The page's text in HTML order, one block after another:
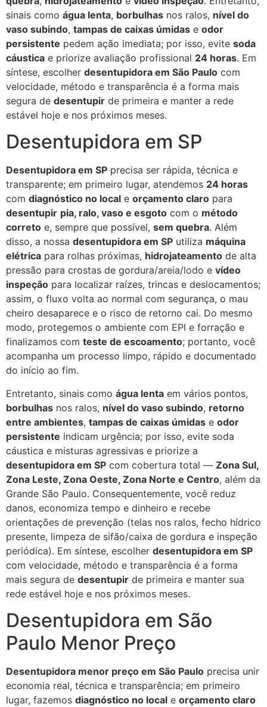
sinais como água lenta, borbulhas nos ralos, nível do
vaso subindo, tampas de caixas úmidas e odor
persistente pedem ação imediata; por isso, evite soda
cáustica e priorize avaliação profissional 24 horas. Em
síntese, escolher desentupidora em São Paulo com
velocidade, método e transparência é a forma mais
segura de desentupir de primeira e manter a rede
estável hoje e nos próximos meses.
Desentupidora em SP
Desentupidora em SP precisa ser rápida, técnica e
transparente; em primeiro lugar, atendemos 24 horas
com diagnóstico no local e orçamento claro para
desentupir pia, ralo, vaso e esgoto com o método
correto e, sempre que possível, sem quebra. Além
disso, a nossa desentupidora em SP utiliza máquina
elétrica para rolhas próximas, hidrojateamento de alta
pressão para crostas de gordura/areia/lodo e vídeo
inspeção para localizar raízes, trincas e deslocamentos;
assim, o fluxo volta ao normal com segurança, o mau
cheiro desaparece e o risco de retorno cai. Do mesmo
modo, protegemos o ambiente com EPI e forração e
finalizamos com teste de escoamento; portanto, você
acompanha um processo limpo, rápido e documentado
do início ao fim.
Entretanto, sinais como água lenta em vários pontos,
borbulhas nos ralos, nível do vaso subindo, retorno
entre ambientes, tampas de caixas úmidas e odor
persistente indicam urgência; por isso, evite soda
cáustica e misturas agressivas e priorize a
desentupidora em SP com cobertura total — Zona Sul,
Zona Leste, Zona Oeste, Zona Norte e Centro, além da
Grande São Paulo. Consequentemente, você reduz
danos, economiza tempo e dinheiro e recebe
orientações de prevenção (telas nos ralos, fecho hídrico
presente, limpeza de sifão/caixa de gordura e inspeção
periódica). Em síntese, escolher desentupidora em SP
com velocidade, método e transparência é a forma
mais segura de desentupir de primeira e manter sua
rede estável hoje e nos próximos meses.
Desentupidora em São
Paulo Menor Preço
Desentupidora menor preço em São Paulo precisa unir
economia real, técnica e transparência; em primeiro
lugar, fazemos diagnóstico no local e orçamento claro